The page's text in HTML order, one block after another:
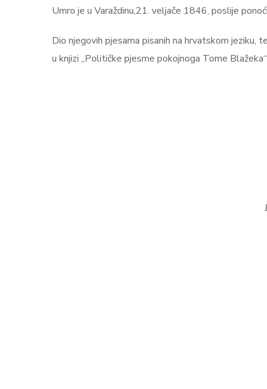
Umro je u Varaždinu,21. veljače 1846, poslije
Dio njegovih pjesama pisanih na hrvatskom jeziku,
u knjizi „Političke pjesme pokojnoga Tome